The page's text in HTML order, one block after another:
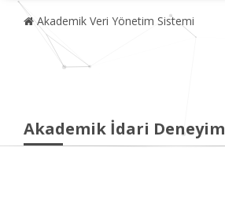
Akademik Veri Yönetim Sistemi
Akademik İdari Deneyim